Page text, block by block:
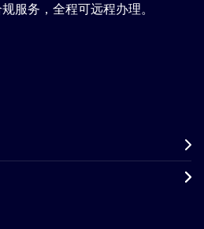
服务，全程可远程办理。